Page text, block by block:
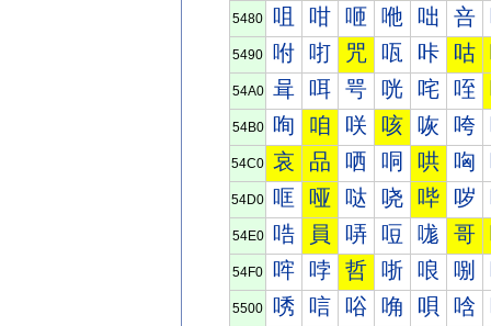
5480 咀 咁 咂 咃 咄 咅
5490 咐 咑 咒 咓 咔 咕
54A0 咠 咡 咢 咣 咤 咥
54B0 咰 咱 咲 咳 咴 咵
54C0 哀 品 哂 哃 哄 哅
54D0 哐 哑 哒 哓 哔 哕
54E0 哠 員 哢 哣 哤 哥
54F0 哰 哱 哲 哳 哴 哵
5500 唀 唁 唂 唃 唄 唅